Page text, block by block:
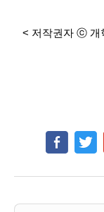
< 저작권자 ⓒ 개